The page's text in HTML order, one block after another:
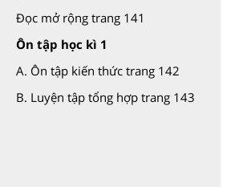
Đọc mở rộng trang 141
Ôn tập học kì 1
A. Ôn tập kiến thức trang 142
B. Luyện tập tổng hợp trang 143